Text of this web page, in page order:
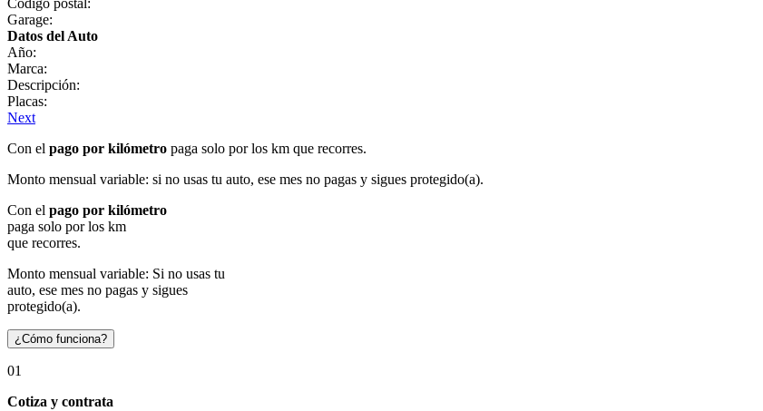
Garage:
Datos del Auto
Año:
Marca:
Descripción:
Placas:
Next
Con el pago por kilómetro paga solo por los km que recorres.
Monto mensual variable: si no usas tu auto, ese mes no pagas y sigues protegido(a).
Con el pago por kilómetro
paga solo por los km
que recorres.
Monto mensual variable: Si no usas tu
auto, ese mes no pagas y sigues
protegido(a).
¿Cómo funciona?
01
Cotiza y contrata